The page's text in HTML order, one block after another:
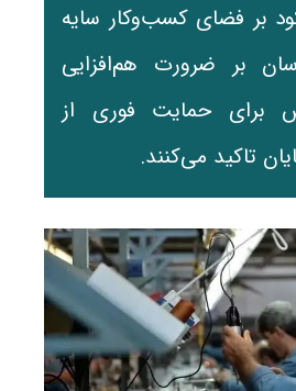
بر فضای کسب‌وکار سایه
بر ضرورت هم‌افزایی
حمایت فوری از
تاکید می‌کنند.